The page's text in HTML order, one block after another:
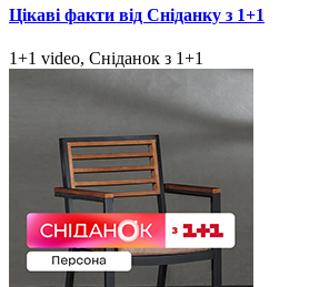
Цікаві факти від Сніданку з 1+1
1+1 video, Сніданок з 1+1